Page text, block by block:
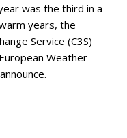
was the third in a
years, the
Service (C3S)
Weather